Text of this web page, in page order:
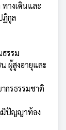
างเดินและ
ฏิกูล
รรม
ผู้สูงอายุและ
รธรรมชาติ
ปัญญาท้อง